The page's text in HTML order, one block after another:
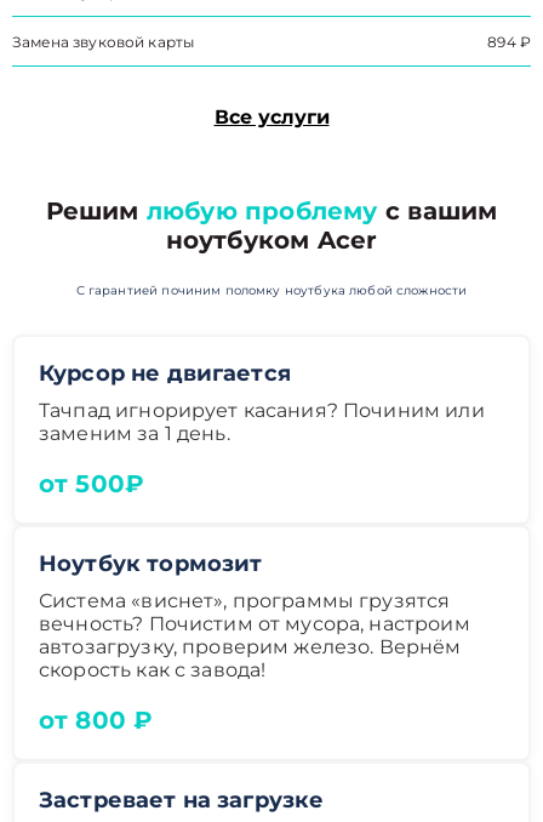
Замена звуковой карты 894 ₽
Все услуги
Решим любую проблему с вашим
ноутбуком Acer
С гарантией починим поломку ноутбука любой сложности
Курсор не двигается
Тачпад игнорирует касания? Починим или
заменим за 1 день.
от 500₽
Ноутбук тормозит
Система «виснет», программы грузятся
вечность? Почистим от мусора, настроим
автозагрузку, проверим железо. Вернём
скорость как с завода!
от 800 ₽
Застревает на загрузке